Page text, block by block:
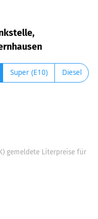
Super (E10) Diesel
gemeldete Literpreise für